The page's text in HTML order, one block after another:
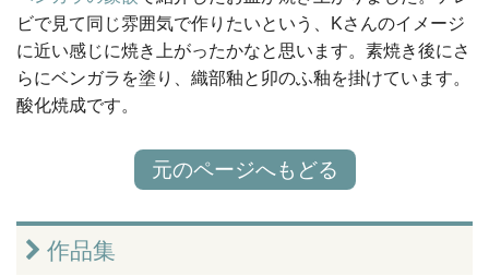
ビで見て同じ雰囲気で作りたいという、Kさんのイメージ
に近い感じに焼き上がったかなと思います。素焼き後にさ
らにベンガラを塗り、織部釉と卯のふ釉を掛けています。
酸化焼成です。
元のページへもどる
作品集